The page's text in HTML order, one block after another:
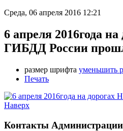
Среда, 06 апреля 2016 12:21
6 апреля 2016года
ГИБДД России
размер шрифта уменьшить
Печать
Наверх
Контакты Администрации